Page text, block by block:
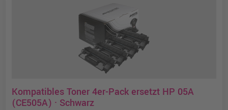
Kompatibles Toner 4er-Pack ersetzt HP 05A
(CE505A) · Schwarz